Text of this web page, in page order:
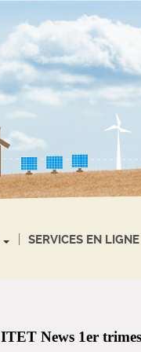
SERVICES EN LIGNE